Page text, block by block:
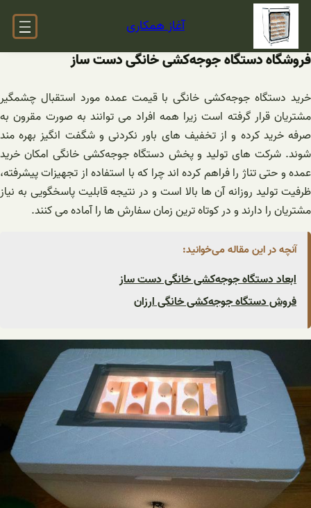
رفتن
محتوا
آغاز همکاری
فروشگاه دستگاه‌ جوجه‌کشی ‌خانگی دست ساز
خرید دستگاه‌ جوجه‌کشی ‌خانگی با قیمت عمده مورد استقبال چشمگیر
مشتریان قرار گرفته است زیرا همه افراد می توانند به صورت مقرون به
صرفه خرید کرده و از تخفیف های باور نکردنی و شگفت انگیز بهره مند
شوند. شرکت های تولید و پخش دستگاه‌ جوجه‌کشی ‌خانگی امکان خرید
عمده و حتی تناژ را فراهم کرده اند چرا که با استفاده از تجهیزات پیشرفته،
ظرفیت تولید روزانه آن ها بالا است و در نتیجه قابلیت پاسخگویی به نیاز
مشتریان را دارند و در کوتاه ترین زمان سفارش ها را آماده می کنند.
آنچه در این مقاله می‌خوانید:
ابعاد دستگاه‌ جوجه‌کشی ‌خانگی دست ساز
فروش دستگاه‌ جوجه‌کشی ‌خانگی ارزان